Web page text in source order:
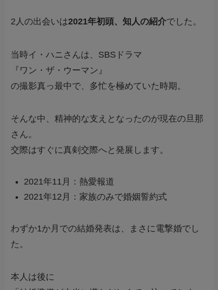
2人の出会いは2021年初頭、知人の紹介でした。
当時イ・ハニさんは、SBSドラマ
『ワン・ザ・ウーマン』
の撮影真っ最中で、多忙を極めていた時期。
そんな中、精神的な支えとなったのが現在の旦那
さん。
交際はすぐに真剣交際へと発展します。
2021年11月：熱愛報道
2021年12月：家族のみで婚姻誓約式
わずか1か月での結婚発表は、まさに電撃婚でし
た。
本人は後に